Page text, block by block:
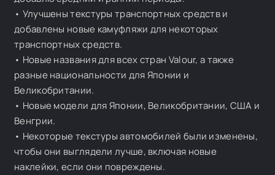
• Улучшены текстуры транспортных средств и
добавлены новые камуфляжи для некоторых
транспортных средств.
• Новые названия для всех стран Valour, а также
разные национальности для Японии и
Великобритании.
• Новые модели для Японии, Великобритании, США и
Венгрии.
• Некоторые текстуры автомобилей были изменены,
чтобы они выглядели лучше, включая новые
наклейки, если они повреждены.